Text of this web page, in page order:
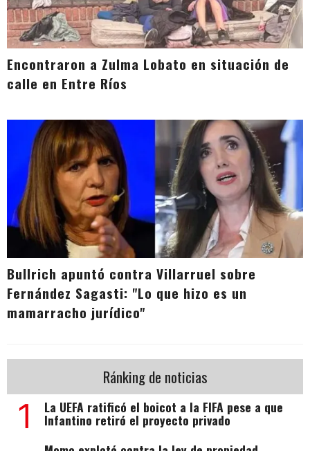
Encontraron a Zulma Lobato en situación de
calle en Entre Ríos
Bullrich apuntó contra Villarruel sobre
Fernández Sagasti: "Lo que hizo es un
mamarracho jurídico"
Ránking de noticias
1 La UEFA ratificó el boicot a la FIFA pese a que
Infantino retiró el proyecto privado